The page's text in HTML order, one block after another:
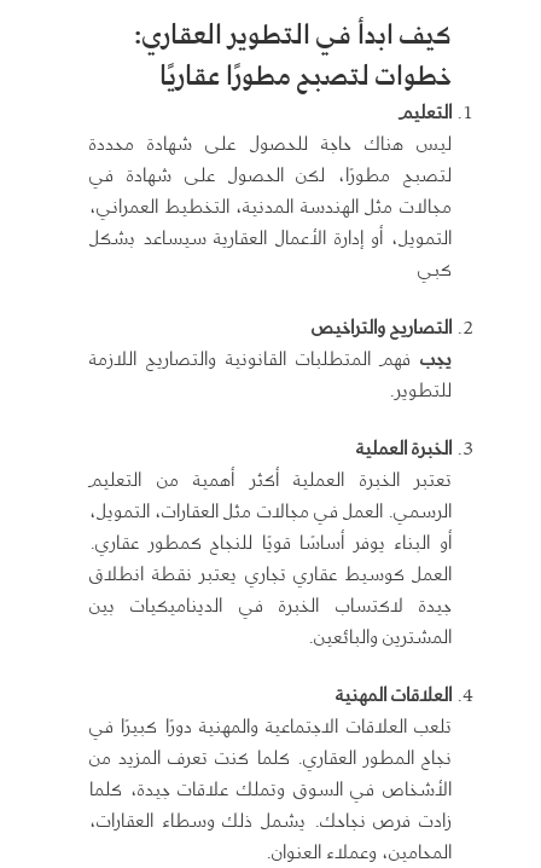
كيف ابدأ في التطوير العقاري:
خطوات لتصبح مطورًا عقاريًا
التعليم
ليس هناك حاجة للحصول على شهادة محددة
لتصبح مطورًا، لكن الحصول على شهادة في
مجالات مثل الهندسة المدنية، التخطيط العمراني،
التمويل، أو إدارة الأعمال العقارية سيساعد بشكل
كبي
التصاريح والتراخيص
يجب فهم المتطلبات القانونية والتصاريح اللازمة
للتطوير.
الخبرة العملية
تعتبر الخبرة العملية أكثر أهمية من التعليم
الرسمي. العمل في مجالات مثل العقارات، التمويل،
أو البناء يوفر أساسًا قويًا للنجاح كمطور عقاري.
العمل كوسيط عقاري تجاري يعتبر نقطة انطلاق
جيدة لاكتساب الخبرة في الديناميكيات بين
المشترين والبائعين.
العلاقات المهنية
تلعب العلاقات الاجتماعية والمهنية دورًا كبيرًا في
نجاح المطور العقاري. كلما كنت تعرف المزيد من
الأشخاص في السوق وتملك علاقات جيدة، كلما
زادت فرص نجاحك. يشمل ذلك وسطاء العقارات،
المحامين، وعملاء العنوان.